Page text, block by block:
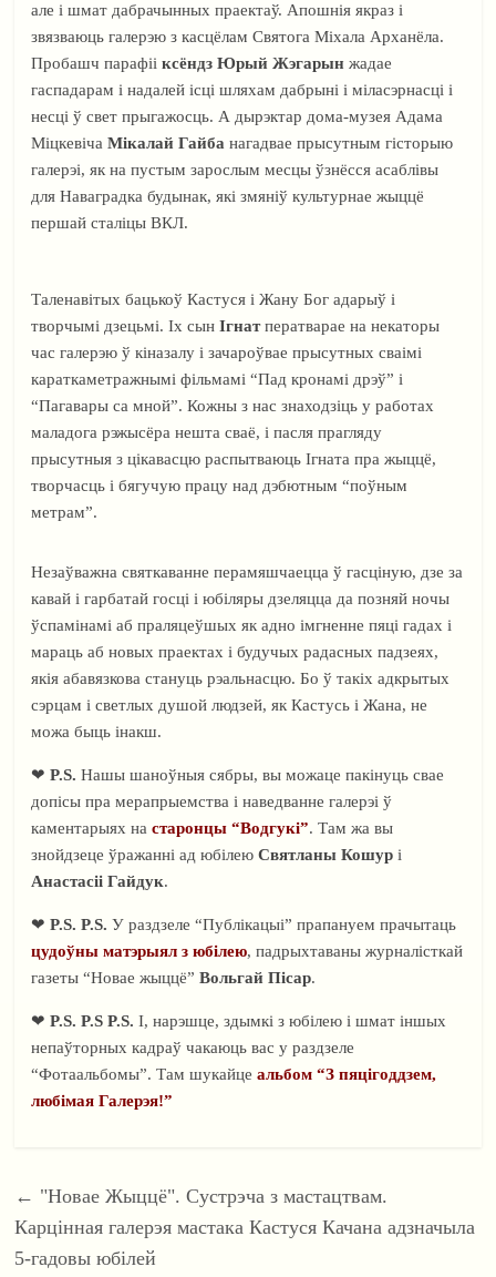
але і шмат дабрачынных праектаў. Апошнія якраз і
звязваюць галерэю з касцёлам Святога Міхала Арханёла.
Пробашч парафіі ксёндз Юрый Жэгарын жадае
гаспадарам і надалей ісці шляхам дабрыні і міласэрнасці і
несці ў свет прыгажосць. А дырэктар дома-музея Адама
МіцкевічаМікалай Гайба нагадвае прысутным гісторыю
галерэі, як на пустым зарослым месцы ўзнёсся асаблівы
для Наваградка будынак, які змяніў культурнае жыццё
першай сталіцы ВКЛ.
Таленавітых бацькоў Кастуся і Жану Бог адарыў і
творчымі дзецьмі. Іх сынІгнатператварае на некаторы
час галерэю ў кіназалу і зачароўвае прысутных сваімі
караткаметражнымі фільмамі “Пад кронамі дрэў” і
“Пагавары са мной”. Кожны з нас знаходзіць у работах
маладога рэжысёра нешта сваё, і пасля прагляду
прысутныя з цікавасцю распытваюць Ігната пра жыццё,
творчасць і бягучую працу над дэбютным “поўным
метрам”.
Незаўважна святкаванне перамяшчаецца ў гасціную, дзе за
кавай і гарбатай госці і юбіляры дзеляцца да позняй ночы
ўспамінамі аб праляцеўшых як адно імгненне пяці гадах і
мараць аб новых праектах і будучых радасных падзеях,
якія абавязкова стануць рэальнасцю. Бо ў такіх адкрытых
сэрцам і светлых душой людзей, як Кастусь і Жана, не
можа быць інакш.
❤P.S. Нашы шаноўныя сябры, вы можаце пакінуць свае
допісы пра мерапрыемства і наведванне галерэі ў
каментарыях настаронцы “Водгукі”. Там жа вы
знойдзеце ўражанні ад юбілеюСвятланы Кошур і
Анастасіі Гайдук.
❤P.S. P.S. У раздзеле “Публікацыі” прапануем прачытаць
цудоўны матэрыял з юбілею, падрыхтаваны журналісткай
газеты “Новае жыццё”Вольгай Пісар.
❤P.S. P.S P.S. І, нарэшце, здымкі з юбілею і шмат іншых
непаўторных кадраў чакаюць вас у раздзеле
“Фотаальбомы”. Там шукайцеальбом “З пяцігоддзем,
любімая Галерэя!”
← "Новае Жыццё". Сустрэча з мастацтвам.
Карцінная галерэя мастака Кастуся Качана адзначыла
5-гадовы юбілей